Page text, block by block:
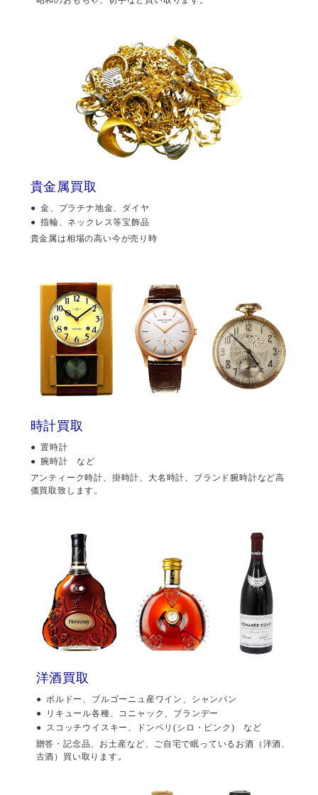
貴金属買取
金、プラチナ地金、ダイヤ
指輪、ネックレス等宝飾品
貴金属は相場の高い今が売り時
時計買取
置時計
腕時計 など
アンティーク時計、掛時計、大名時計、ブランド腕時計など高
価買取致します。
洋酒買取
ボルドー、ブルゴーニュ産ワイン、シャンパン
リキュール各種、コニャック、ブランデー
スコッチウイスキー、ドンペリ(シロ・ピンク) など
贈答・記念品、お土産など、ご自宅で眠っているお酒（洋酒、
古酒）買い取ります。